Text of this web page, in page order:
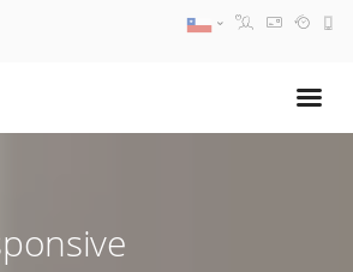
AM A 18:30 PM